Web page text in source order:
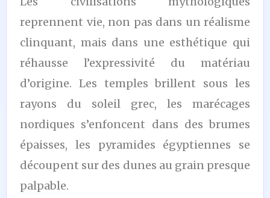
reprennent vie, non pas dans un réalisme
clinquant, mais dans une esthétique qui
réhausse l’expressivité du matériau
d’origine. Les temples brillent sous les
rayons du soleil grec, les marécages
nordiques s’enfoncent dans des brumes
épaisses, les pyramides égyptiennes se
découpent sur des dunes au grain presque
palpable.